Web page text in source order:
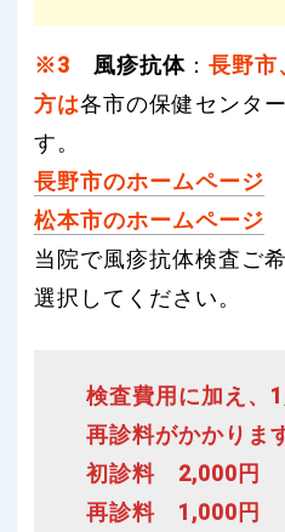
※3 風疹抗体 ： 長野市
方は各市の保健センタ
す。
長野市のホームページ
松本市のホームページ
当院で風疹抗体検査ご
選択してください。
検査費用に加え、
再診料がかかりま
初診料 2,000円
再診料 1,000円